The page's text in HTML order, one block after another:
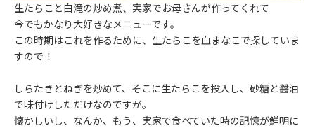
生たらこと白滝の炒め煮、実家でお母さんが作ってくれて
今でもかなり大好きなメニューです。
この時期はこれを作るために、生たらこを血まなこで探していま
すので！
しらたきとねぎを炒めて、そこに生たらこを投入し、砂糖と醤油
で味付けしただけなのですが。
懐かしいし、なんか、もう、実家で食べていた時の記憶が鮮明に